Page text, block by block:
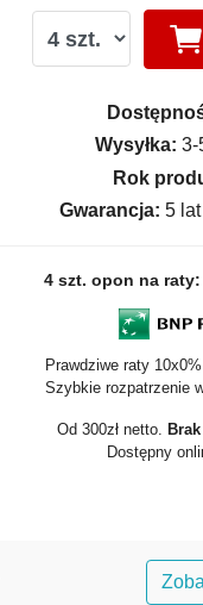
Wysyłka: 3-
Rok
Gwarancja: 5
4 szt. opon na raty:
Prawdziwe raty
Szybkie rozpatrzenie
Od 300zł netto.
Dostępny